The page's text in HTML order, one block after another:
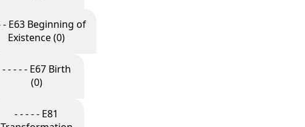
Existence (0)
- - - - - E67 Birth
(0)
- - - - - E81